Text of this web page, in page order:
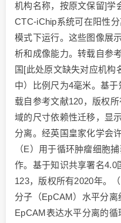
机构名称，按原文保留]学
CTC-iChip系统可在阳性
模式下运行。这些图像展
析和成像能力。转载自参
国[此处原文缺失对应机构
中）比例尺为4毫米。基
载自参考文献120，版权
域的尺寸依赖性迁移，显
分离。经英国皇家化学会
（E）用于循环肿瘤细胞
作。基于知识共享署名4.0
123，版权所有2020年。
分子（EpCAM）水平分
EpCAM表达水平分离的